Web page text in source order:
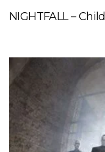
NIGHTFALL –